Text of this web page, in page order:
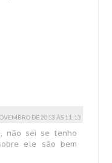
DE 2013 ÀS 11:13
não sei se tenho
ele são bem